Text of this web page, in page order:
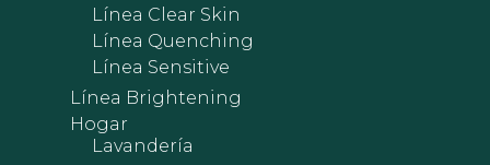
Línea Clear Skin
Línea Quenching
Línea Sensitive
Línea Brightening
Hogar
Lavandería